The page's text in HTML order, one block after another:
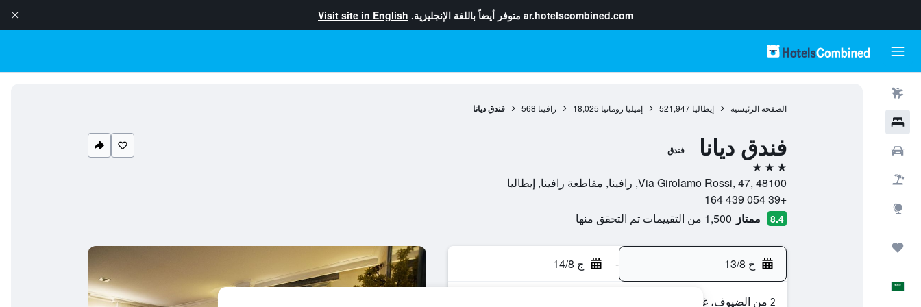
ar.hotelscombined.com متوفر أيضاً باللغة الإنجليزية. Visit site in English
الصفحة الرئيسية إيطاليا 521,947 إميليا رومانيا 18,025 رافينا 568 فندق ديانا
فندق ديانا فندق
3 نجوم
Via Girolamo Rossi, 47, 48100, رافينا, مقاطعة رافينا, إيطاليا
+39 054 439 164
8.4 ممتاز 1,500 من التقييمات تم التحقق منها
خ 13/8 - ج 14/8
2 من الضيوف، غرفة واحدة